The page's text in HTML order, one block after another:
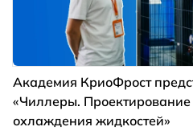
Академия КриоФрост
«Чиллеры. Проектирование
охлаждения жидкостей»